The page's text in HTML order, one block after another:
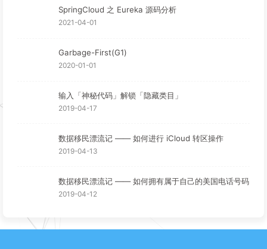
SpringCloud 之 Eureka 源码分析
2021-04-01
Garbage-First(G1)
2020-01-01
输入「神秘代码」解锁「隐藏类目」
2019-04-17
数据移民漂流记 —— 如何进行 iCloud 转区操作
2019-04-13
数据移民漂流记 —— 如何拥有属于自己的美国电话号码
2019-04-12